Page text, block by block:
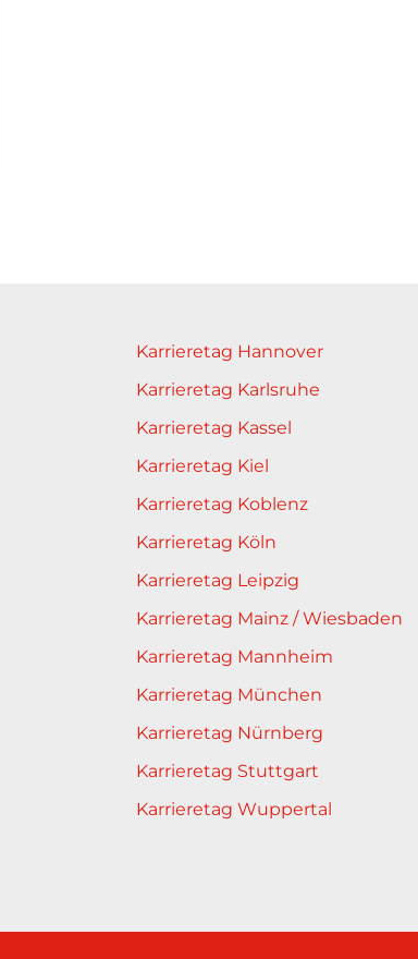
Karrieretag Hannover
Karrieretag Karlsruhe
Karrieretag Kassel
Karrieretag Kiel
Karrieretag Koblenz
Karrieretag Köln
Karrieretag Leipzig
Karrieretag Mainz / Wiesbaden
Karrieretag Mannheim
Karrieretag München
Karrieretag Nürnberg
Karrieretag Stuttgart
Karrieretag Wuppertal